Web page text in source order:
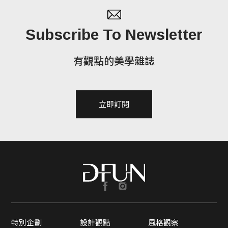
Subscribe To Newsletter
有觀點的美學雜誌
立即訂閱
特別企劃 設計觀點
風格觀察